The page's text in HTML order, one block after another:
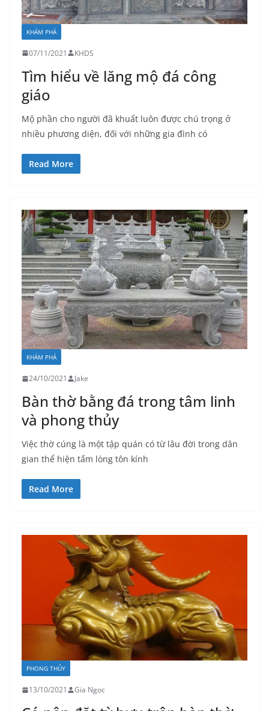
KHÁM PHÁ
07/11/2021 KHDS
Tìm hiểu về lăng mộ đá công
giáo
Mộ phần cho người đã khuất luôn được chú trọng ở
nhiều phương diện, đối với những gia đình có
Read More
KHÁM PHÁ
24/10/2021 Jake
Bàn thờ bằng đá trong tâm linh
và phong thủy
Việc thờ cúng là một tập quán có từ lâu đời trong dân
gian thể hiện tấm lòng tôn kính
Read More
PHONG THỦY
13/10/2021 Gia Ngọc